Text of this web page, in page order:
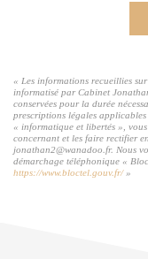
« Les informations recueillies
informatisé par Cabinet
conservées pour la durée
prescriptions légales
« informatique et libertés »,
concernant et les faire rectifier
jonathan2@wanadoo.fr. Nous
démarchage téléphonique «
https://www.bloctel.gouv.fr/»